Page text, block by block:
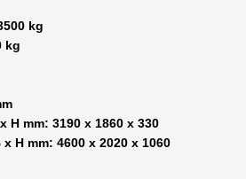
kg
kg
H mm: 3190 x 1860 x 330
H mm: 4600 x 2020 x 1060